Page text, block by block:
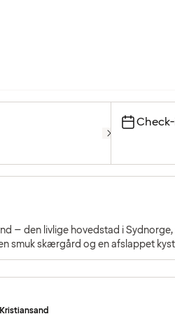
– den livlige hovedstad i
smuk skærgård og en afslappet
vandet.
Kristiansand